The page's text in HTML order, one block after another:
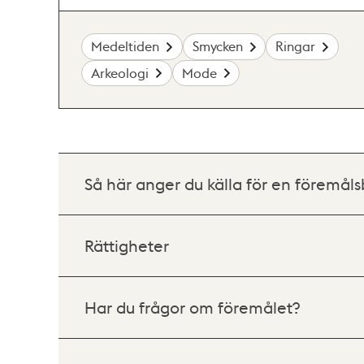
Medeltiden Smycken
Ringar
Arkeologi
Mode
Så här anger du källa för en
Rättigheter
Har du frågor om föremålet?